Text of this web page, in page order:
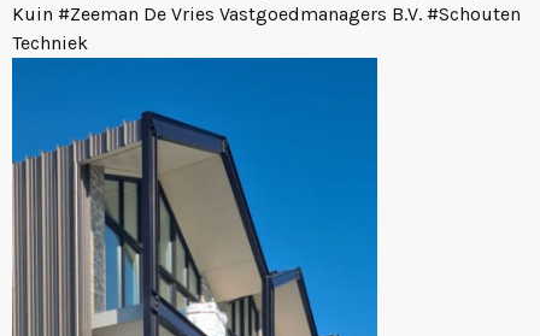
Kuin #Zeeman De Vries Vastgoedmanagers B.V. #Schouten
Techniek